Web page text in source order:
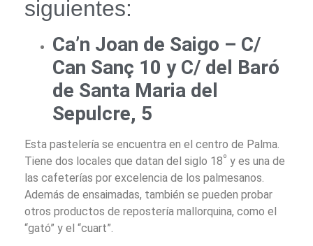
siguientes:
Ca’n Joan de Saigo – C/
Can Sanç 10 y C/ del Baró
de Santa Maria del
Sepulcre, 5
Esta pastelería se encuentra en el centro de Palma.
Tiene dos locales que datan del siglo 18º y es una de
las cafeterías por excelencia de los palmesanos.
Además de ensaimadas, también se pueden probar
otros productos de repostería mallorquina, como el
“gató” y el “cuart”.